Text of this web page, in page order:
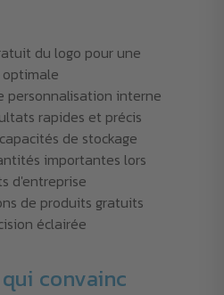
du logo pour une
personnalisation interne
rapides et précis
de stockage
importantes lors
d'entreprise
de produits gratuits
éclairée
convainc